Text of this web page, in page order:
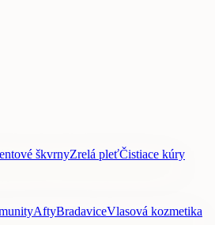
škvrnyZrelá pleťČistiace kúry
AftyBradaviceVlasová kozmetika